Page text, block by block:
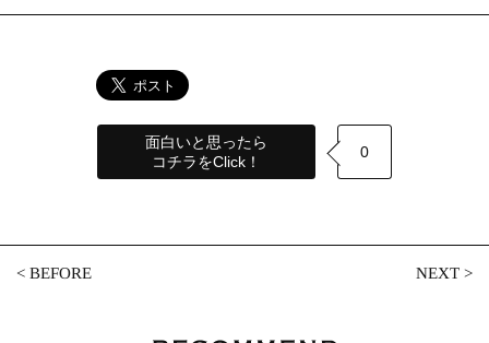
面白いと思ったら
コチラをClick！
0
<BEFORE NEXT>